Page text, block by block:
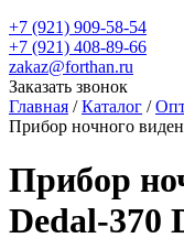
+7 (921) 909-58-54
+7 (921) 408-89-66
zakaz@forthan.ru
Заказать звонок
Главная /Каталог /
Прибор ночного
Прибор
Dedal-370